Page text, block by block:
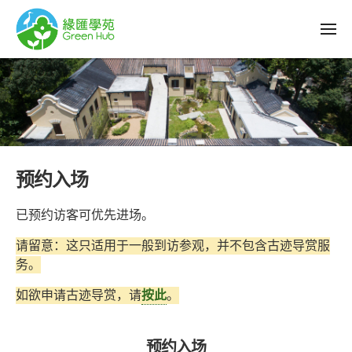
预约入场
已预约访客可优先进场。
请留意：这只适用于一般到访参观，并不包含古迹导赏服
务。
如欲申请古迹导赏，请按此。
预约入场